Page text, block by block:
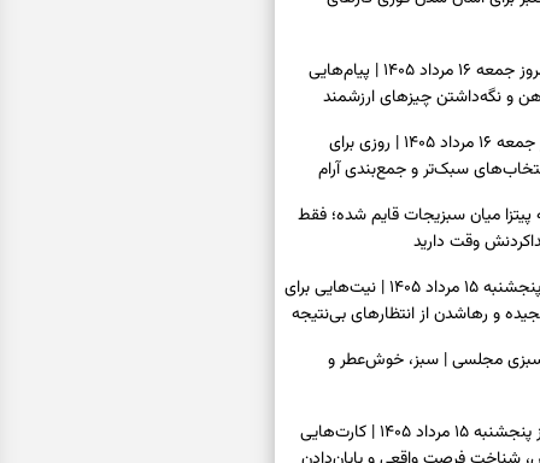
فال فرشتگان امروز جمعه ۱۶ مرداد ۱۴۰۵ | پیام‌هایی
و نگه‌داشتن چیزهای ارزشمند
فال روزانه امروز جمعه ۱۶ مرداد ۱۴۰۵ | روزی برای
سبک‌تر و جمع‌بندی آرام
پیتزا میان سبزیجات قایم شده؛ فقط
فال ابجد امروز پنجشنبه ۱۵ مرداد ۱۴۰۵ | نیت‌هایی برای
و رهاشدن از انتظارهای بی‌نتیجه
سبزی مجلسی | سبز، خوش‌عطر و
فال تاروت امروز پنجشنبه ۱۵ مرداد ۱۴۰۵ | کارت‌هایی